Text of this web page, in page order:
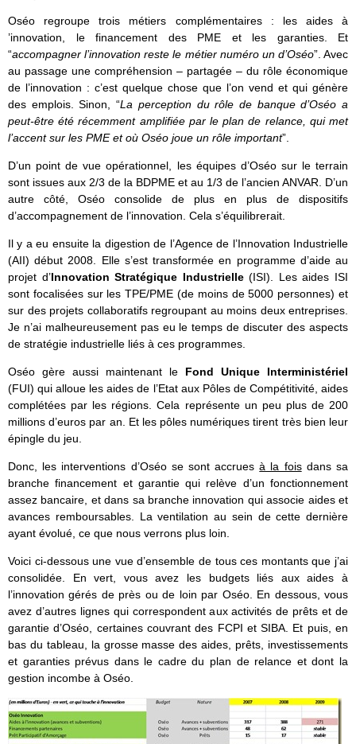
Oséo regroupe trois métiers complémentaires : les aides à
’innovation, le financement des PME et les garanties. Et
“accompagner l’innovation reste le métier numéro un d’Oséo”. Avec
au passage une compréhension – partagée – du rôle économique
de l’innovation : c’est quelque chose que l’on vend et qui génère
des emplois. Sinon, “La perception du rôle de banque d’Oséo a
peut-être été récemment amplifiée par le plan de relance, qui met
l’accent sur les PME et où Oséo joue un rôle important”.
D’un point de vue opérationnel, les équipes d’Oséo sur le terrain
sont issues aux 2/3 de la BDPME et au 1/3 de l’ancien ANVAR. D’un
autre côté, Oséo consolide de plus en plus de dispositifs
d’accompagnement de l’innovation. Cela s’équilibrerait.
Il y a eu ensuite la digestion de l’Agence de l’Innovation Industrielle
(AII) début 2008. Elle s’est transformée en programme d’aide au
projet d’Innovation Stratégique Industrielle(ISI). Les aides ISI
sont focalisées sur les TPE/PME (de moins de 5000 personnes) et
sur des projets collaboratifs regroupant au moins deux entreprises.
Je n’ai malheureusement pas eu le temps de discuter des aspects
de stratégie industrielle liés à ces programmes.
Oséo gère aussi maintenant le Fond Unique Interministériel
(FUI) qui alloue les aides de l’Etat aux Pôles de Compétitivité, aides
complétées par les régions. Cela représente un peu plus de 200
millions d’euros par an. Et les pôles numériques tirent très bien leur
épingle du jeu.
Donc, les interventions d’Oséo se sont accruesà la foisdans sa
branche financement et garantie qui relève d’un fonctionnement
assez bancaire, et dans sa branche innovation qui associe aides et
avances remboursables. La ventilation au sein de cette dernière
ayant évolué, ce que nous verrons plus loin.
Voici ci-dessous une vue d’ensemble de tous ces montants que j’ai
consolidée. En vert, vous avez les budgets liés aux aides à
l’innovation gérés de près ou de loin par Oséo. En dessous, vous
avez d’autres lignes qui correspondent aux activités de prêts et de
garantie d’Oséo, certaines couvrant des FCPI et SIBA. Et puis, en
bas du tableau, la grosse masse des aides, prêts, investissements
et garanties prévus dans le cadre du plan de relance et dont la
gestion incombe à Oséo.